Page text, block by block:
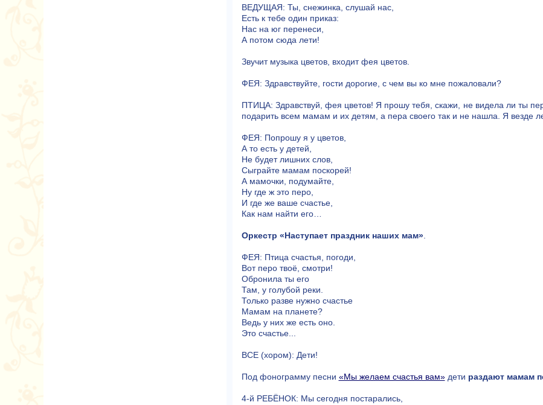
ВЕДУЩАЯ: Ты, снежинка, слушай нас,
Есть к тебе один приказ:
Нас на юг перенеси,
А потом сюда лети!
Звучит музыка цветов, входит фея цветов.
ФЕЯ: Здравствуйте, гости дорогие, с чем вы ко мне пожаловали?
ПТИЦА: Здравствуй, фея цветов! Я прошу тебя, скажи, не видела ли ты
подарить всем мамам и их детям, а пера своего так и не нашла. Я везде
ФЕЯ: Попрошу я у цветов,
А то есть у детей,
Не будет лишних слов,
Сыграйте мамам поскорей!
А мамочки, подумайте,
Ну где ж это перо,
И где же ваше счастье,
Как нам найти его…
Оркестр «Наступает праздник наших мам».
ФЕЯ: Птица счастья, погоди,
Вот перо твоё, смотри!
Обронила ты его
Там, у голубой реки.
Только разве нужно счастье
Мамам на планете?
Ведь у них же есть оно.
Это счастье...
ВСЕ (хором): Дети!
Под фонограмму песни «Мы желаем счастья вам»дети раздают мамам
4-й РЕБЁНОК: Мы сегодня постарались,